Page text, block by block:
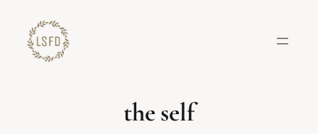
konten
the self